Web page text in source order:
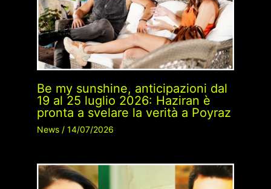
Be my sunshine, anticipazioni dal
19 al 25 luglio 2026: Haziran è
pronta a svelare la verità a Poyraz
News/ 14/07/2026